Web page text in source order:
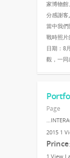
家博物
分感謝客
當中我們
戰時照
日期：8
觀，一
Page
2015 1
Prince
1 View